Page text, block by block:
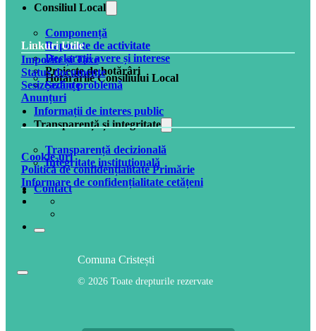
Consiliul Local
Componență
Rapoarte de activitate
Declarații avere și interese
Proiecte de hotărâri
Hotărârile Consiliului Local
Ședințe
Informații de interes public
Transparență și integritate
Transparență decizională
Integritate instituțională
Contact
Linkuri Utile
Impozite și Taxe
Status documente
Sesizează o problemă
Anunțuri
Comuna Cristești
© 2026 Toate drepturile rezervate
Cookie-uri
Politică de confidențialitate Primărie
Informare de confidențialitate cetățeni